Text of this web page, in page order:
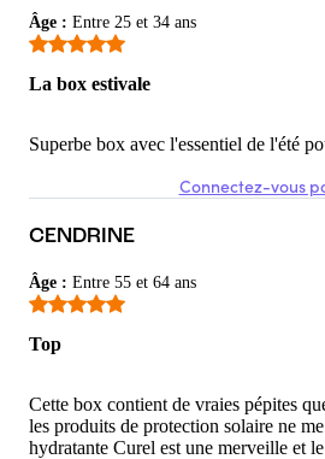
/5
Christine
Une trousse aux milles surprises
Ravie de cette box qui contient
Âge : Entre 25 et 34 ans
La box estivale
Superbe box avec l'essentiel de l'été
Connectez-vous
CENDRINE
Âge : Entre 55 et 64 ans
Top
Cette box contient de vraies pépites
les produits de protection solaire ne
hydratante Curel est une merveille et